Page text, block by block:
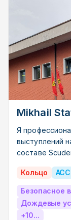
Mikhail
Я
выступлений
составе
Rennsport,
мира. С 2021
тебе стать
Кольцо ACC
Безопасное
Дождевые
+10...